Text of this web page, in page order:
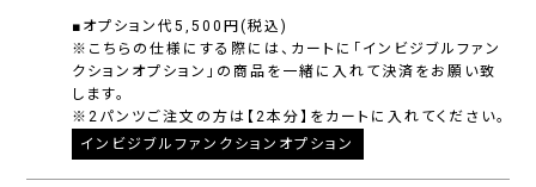
■オプション代5,500円(税込)
※こちらの仕様にする際には、カートに「インビジブルファン
クションオプション」の商品を一緒に入れて決済をお願い致
します。
※2パンツご注文の方は【2本分】をカートに入れてください。
インビジブルファンクションオプション